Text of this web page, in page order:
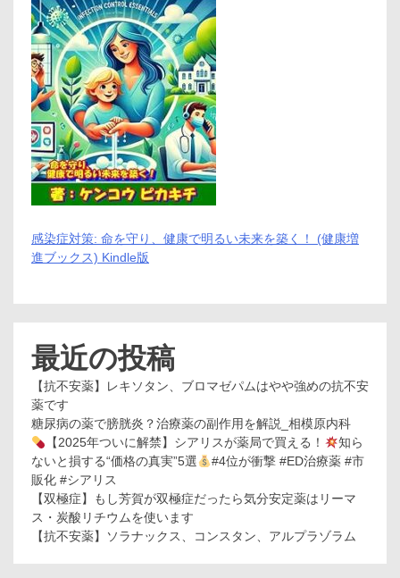
感染症対策: 命を守り、健康で明るい未来を築く！ (健康増
進ブックス) Kindle版
最近の投稿
【抗不安薬】レキソタン、ブロマゼパムはやや強めの抗不安
薬です
糖尿病の薬で膀胱炎？治療薬の副作用を解説_相模原内科
【2025年ついに解禁】シアリスが薬局で買える！
知ら
ないと損する“価格の真実”5選
#4位が衝撃 #ED治療薬 #市
販化 #シアリス
【双極症】もし芳賀が双極症だったら気分安定薬はリーマ
ス・炭酸リチウムを使います
【抗不安薬】ソラナックス、コンスタン、アルプラゾラム